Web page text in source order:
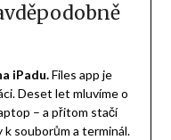
iPadu.Files app je
Deset let mluvíme o
– a přitom stačí
souborům a terminál.